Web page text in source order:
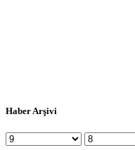
Haber Arşivi